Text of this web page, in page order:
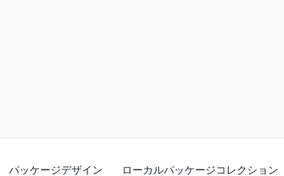
パッケージデザイン ローカルパッケージコレクション